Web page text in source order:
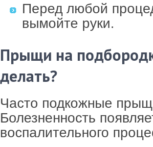
Перед любой
вымойте руки.
Прыщи на
делать?
Часто подкожные
Болезненность
воспалительного